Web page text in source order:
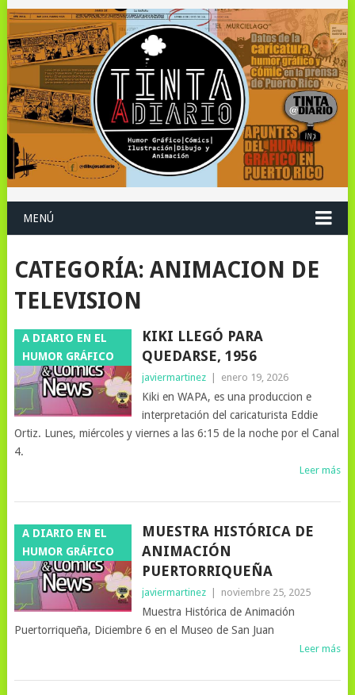
MENÚ
CATEGORÍA: ANIMACION DE
TELEVISION
A DIARIO EN EL
HUMOR GRÁFICO
KIKI LLEGÓ PARA
QUEDARSE, 1956
javiermartinez enero 19, 2026
Kiki en WAPA, es una produccion e
interpretación del caricaturista Eddie
Ortiz. Lunes, miércoles y viernes a las 6:15 de la noche por el Canal
4.
Leer más
A DIARIO EN EL
HUMOR GRÁFICO
MUESTRA HISTÓRICA DE
ANIMACIÓN
PUERTORRIQUEÑA
javiermartinez noviembre 25, 2025
Muestra Histórica de Animación
Puertorriqueña, Diciembre 6 en el Museo de San Juan
Leer más